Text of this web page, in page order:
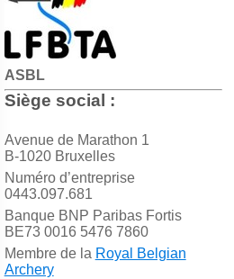
ASBL
Siège social :
Avenue de Marathon 1
B-1020 Bruxelles
Numéro d’entreprise
0443.097.681
Banque BNP Paribas Fortis
BE73 0016 5476 7860
Membre de la Royal Belgian
Archery